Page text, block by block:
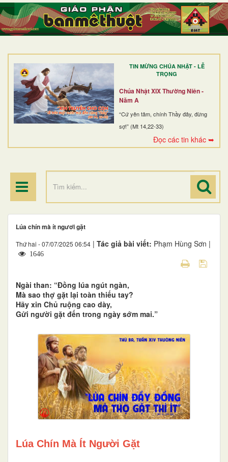
TIN MỪNG CHÚA NHẬT - LỄ
TRỌNG
Chúa Nhật XIX Thường Niên -
Năm A
“Cứ yên tâm, chính Thầy đây, đừng
sợ!” (Mt 14,22-33)
Đọc các tin khác ➥
TRANG NHẤT
GIỚI THIỆU
DÒNG TU
BAN MỤC VỤ
ĐOÀN THỂ CG
ĐIỂM HÀNH HƯƠNG
Lúa chín mà ít ngươi gặt
Thứ hai - 07/07/2025 06:54 | Tác giả bài viết: Phạm Hùng Sơn |
1646
Ngài than: “Đồng lúa ngút ngàn,
Mà sao thợ gặt lại toàn thiếu tay?
Hãy xin Chủ ruộng cao dày,
Gửi người gặt đến trong ngày sớm mai.”
Lúa Chín Mà Ít Người Gặt